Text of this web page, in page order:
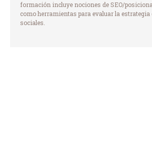
formación incluye nociones de SEO/
como herramientas para evaluar la estrategia
sociales.